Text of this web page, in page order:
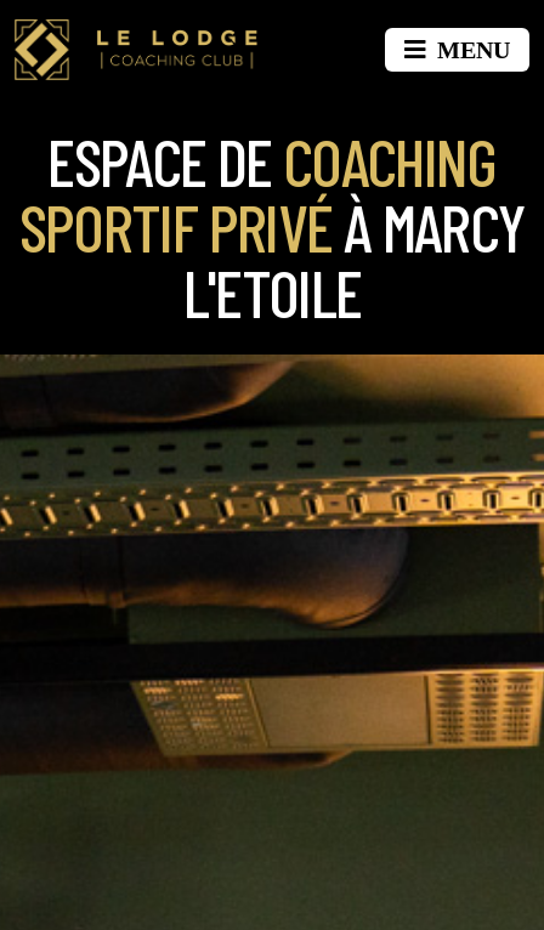
MENU
ESPACE DE COACHING
SPORTIF PRIVÉÀ MARCY
L'ETOILE